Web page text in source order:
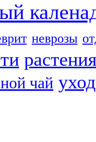
неврозы
растения
чай уход